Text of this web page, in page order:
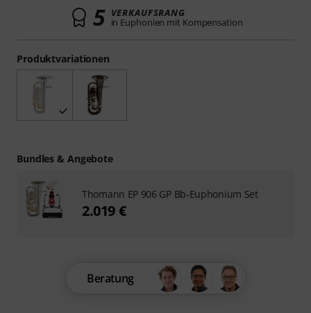
Produktvariationen
5 VERKAUFSRANG
in Euphonien mit Kompensation
Beratung
Bundles & Angebote
Thomann EP 906 GP Bb-Euphonium Set
2.019 €